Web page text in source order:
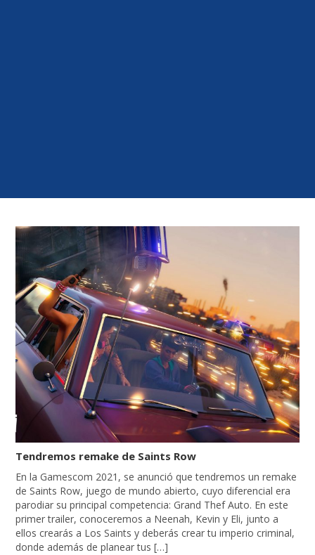
Tendremos remake de Saints Row
En la Gamescom 2021, se anunció que tendremos un remake
de Saints Row, juego de mundo abierto, cuyo diferencial era
parodiar su principal competencia: Grand Thef Auto. En este
primer trailer, conoceremos a Neenah, Kevin y Eli, junto a
ellos crearás a Los Saints y deberás crear tu imperio criminal,
donde además de planear tus […]